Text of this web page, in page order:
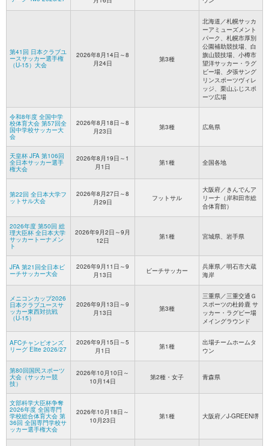
第41回 日本クラブユ
ースサッカー選手権
（U-15）大会
2026年8月14日～8
月24日
第3種
北海道／札幌サッカ
ーアミューズメント
パーク、札幌市厚別
公園補助競技場、白
旗山競技場、小樽市
望洋サッカー・ラグ
ビー場、夕張サング
リンスポーツヴィレ
ッジ、栗山ふじスポ
ーツ広場
令和8年度 全国中学
校体育大会 第57回全
国中学校サッカー大
会
2026年8月18日～8
月23日
第3種 広島県
天皇杯 JFA 第106回
全日本サッカー選手
権大会
2026年8月19日～1
月1日
第1種 全国各地
第22回 全日本大学フ
ットサル大会
2026年8月27日～8
月29日
フットサル
大阪府／きんでんア
リーナ（岸和田市総
合体育館）
2026年度 第50回 総
理大臣杯 全日本大学
サッカートーナメン
ト
2026年9月2日～9月
12日
第1種 宮城県、岩手県
JFA 第21回全日本ビ
ーチサッカー大会
2026年9月11日～9
月13日
ビーチサッカー
兵庫県／明石市大蔵
海岸
メニコンカップ2026
日本クラブユースサ
ッカー東西対抗戦
（U-15）
2026年9月13日～9
月13日
第3種
三重県／三重交通Ｇ
スポーツの杜鈴鹿 サ
ッカー・ラグビー場
メイングラウンド
AFCチャンピオンズ
リーグ Elite 2026/27
2026年9月15日～5
月1日
第1種
出場チームホームタ
ウン
第80回国民スポーツ
大会（サッカー競
技）
2026年10月10日～
10月14日
第2種・女子 青森県
文部科学大臣杯争奪
2026年度 全国専門
学校総合体育大会 第
36回 全国専門学校サ
ッカー選手権大会
2026年10月18日～
10月23日
第1種 大阪府／J-GREEN堺